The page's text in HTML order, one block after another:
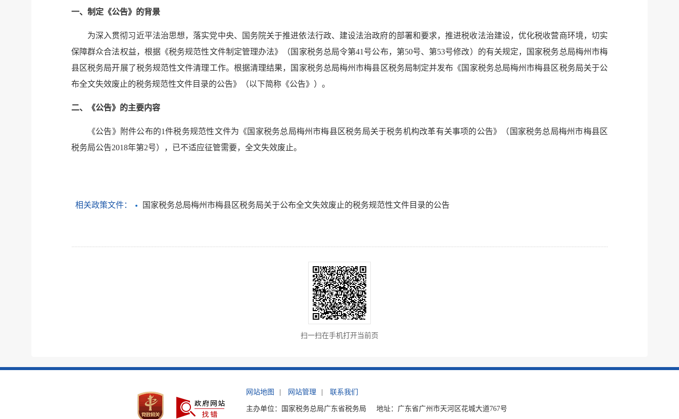
一、制定《公告》的背景
为深入贯彻习近平法治思想，落实党中央、国务院关于推进依法行政、建设法治政府的部署和要求，推进税收法治建设，优化税收营商环境，切实
保障群众合法权益，根据《税务规范性文件制定管理办法》（国家税务总局令第41号公布，第50号、第53号修改）的有关规定，国家税务总局梅州市梅
县区税务局开展了税务规范性文件清理工作。根据清理结果，国家税务总局梅州市梅县区税务局制定并发布《国家税务总局梅州市梅县区税务局关于公
布全文失效废止的税务规范性文件目录的公告》（以下简称《公告》）。
二、《公告》的主要内容
《公告》附件公布的1件税务规范性文件为《国家税务总局梅州市梅县区税务局关于税务机构改革有关事项的公告》（国家税务总局梅州市梅县区
税务局公告2018年第2号），已不适应征管需要，全文失效废止。
相关政策文件： 国家税务总局梅州市梅县区税务局关于公布全文失效废止的税务规范性文件目录的公告
扫一扫在手机打开当前页
网站地图 网站管理 联系我们
主办单位：国家税务总局广东省税务局
地址：广东省广州市天河区花城大道767号